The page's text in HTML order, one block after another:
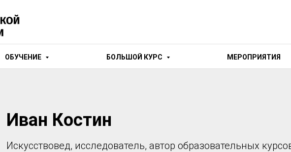
ОБУЧЕНИЕ БОЛЬШОЙ КУРС МЕРОПРИЯТИЯ
Иван Костин
Искусствовед, исследователь, автор образовательных